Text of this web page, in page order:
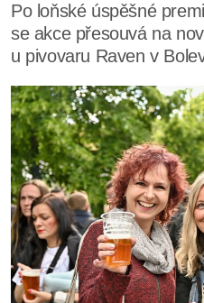
Po loňské úspěšné
se akce přesouvá na
u pivovaru Raven v